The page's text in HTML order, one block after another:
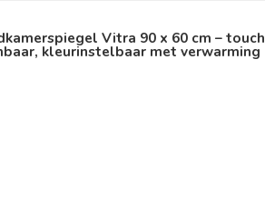
Vitra 90 x 60 cm – touch
kleurinstelbaar met verwarming